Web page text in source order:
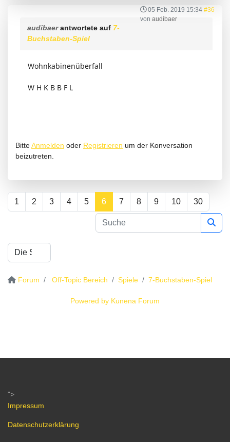
05 Feb. 2019 15:34 #36
von audibaer
audibaerantwortete auf 7-
Buchstaben-Spiel
Wohnkabinenüberfall
W H K B B F L
BitteAnmelden oder Registrieren um der Konversation
beizutreten.
1 2 3 4 5 6 7 8 9 10 30
Forum Off-Topic Bereich Spiele 7-Buchstaben-Spiel
Powered by Kunena Forum
">
Impressum
Datenschutzerklärung